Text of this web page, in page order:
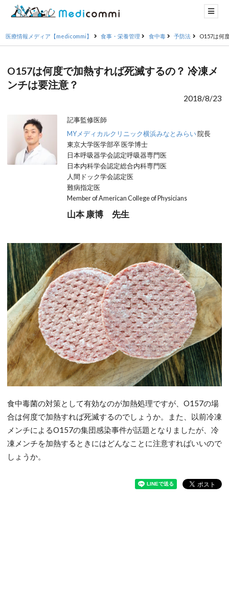
医療情報メディア【medicommi】 食事・栄養管理 食中毒 予防法 O157は何
O157は何度で加熱すれば死滅するの？ 冷凍メ
ンチは要注意？
2018/8/23
記事監修医師
MYメディカルクリニック横浜みなとみらい院長
東京大学医学部卒 医学博士
日本呼吸器学会認定呼吸器専門医
日本内科学会認定総合内科専門医
人間ドック学会認定医
難病指定医
Member of American College of Physicians
山本 康博 先生
食中毒菌の対策として有効なのが加熱処理ですが、O157の場
合は何度で加熱すれば死滅するのでしょうか。また、以前冷凍
メンチによるO157の集団感染事件が話題となりましたが、冷
凍メンチを加熱するときにはどんなことに注意すればいいので
しょうか。